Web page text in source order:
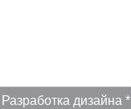
Разработка дизайна *